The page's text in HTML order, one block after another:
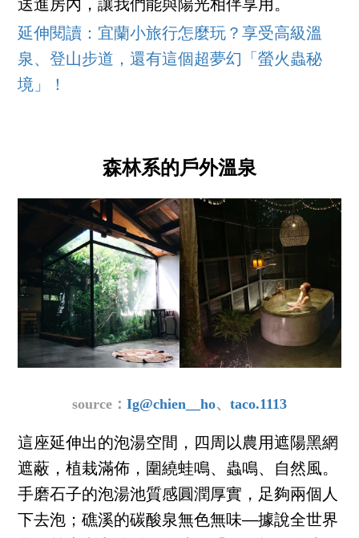
送進房內，讓我們能與陽光相伴享用。
延伸閱讀：宜蘭小旅行怎麼玩？享受高級溫
泉、登山步道，還有這個超夢幻「螢火蟲秘
境」！
森林系的戶外溫泉
source： Ig@chien__ho、 taco.1113
這座延伸出的泡湯空間，四周以農用遮陽黑網
遮蔽，植栽滿佈，圍繞蛙鳴、蟲鳴、自然風。
手磨石子的泡湯池質感圓潤厚實，足夠兩個人
下去泡；礁溪的碳酸泉無色無味──據說全世界